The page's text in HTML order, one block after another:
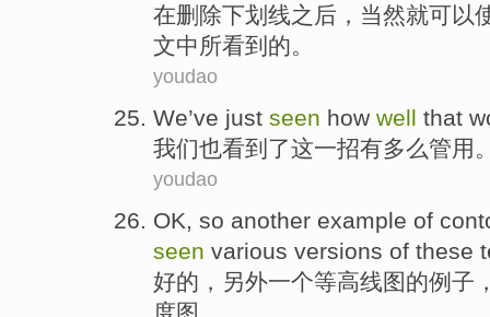
在删除下划线之后 ， 当然就可以
文中所看到 的。
youdao
We’ve just seen how well that
我们也看到了这一招有多么管用
youdao
OK, so another example of
seen various versions of these
好的 ， 另外一个等高线图的例子